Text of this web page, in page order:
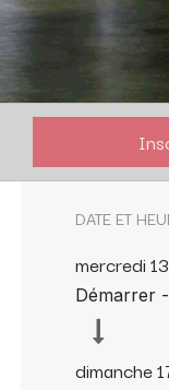
DATE ET
mercredi
Démarrer -
dimanche